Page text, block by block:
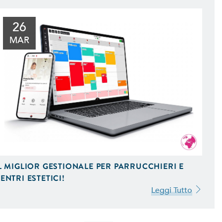
26
MAR
MIGLIOR GESTIONALE PER PARRUCCHIERI E
ESTETICI!
Leggi Tutto